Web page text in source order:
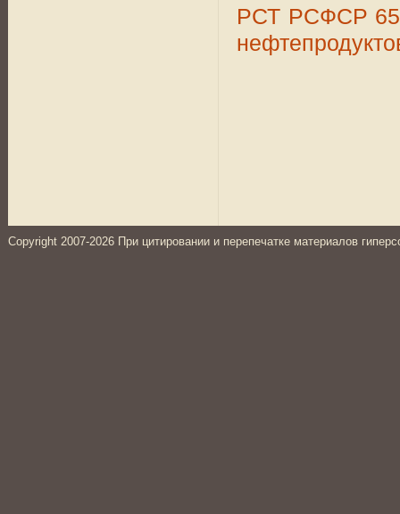
РСТ РСФСР
Copyright 2007-2026 При цитировании и перепечатке материалов